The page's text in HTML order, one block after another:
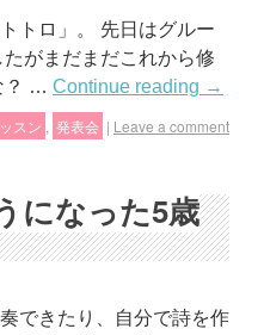
トロ」。 先日はグルー
がまだまだこれから修
？ … Continue reading →
スン 発表会 | Leave a comment
になった5歳
できたり、自分で詩を作